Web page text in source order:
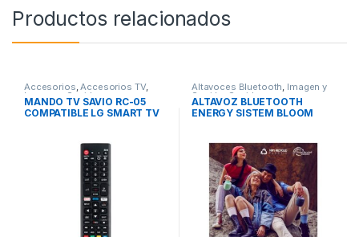
Productos relacionados
Accesorios,Accesorios TV,
Imagen y Sonido
MANDO TV SAVIO RC-05
COMPATIBLE LG SMART TV
Altavoces Bluetooth, Imagen y
Sonido,Sonido
ALTAVOZ BLUETOOTH
ENERGY SISTEM BLOOM